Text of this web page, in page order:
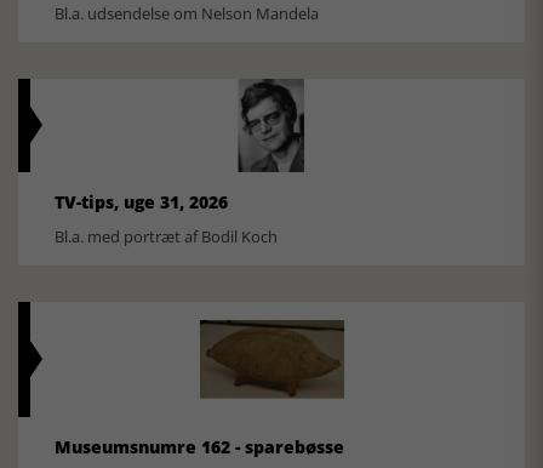
Bl.a. udsendelse om Nelson Mandela
TV-tips, uge 31, 2026
Bl.a. med portræt af Bodil Koch
Museumsnumre 162 - sparebøsse